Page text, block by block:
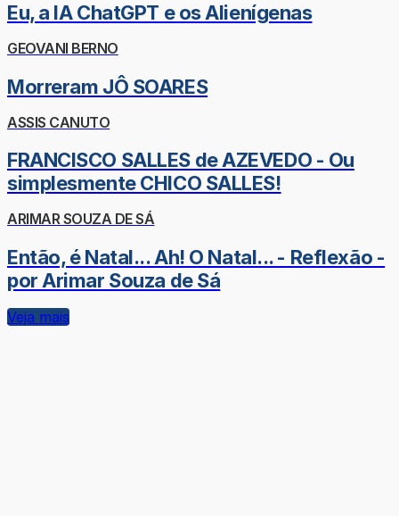
Eu, a IA ChatGPT e os Alienígenas
GEOVANI BERNO
Morreram JÔ SOARES
ASSIS CANUTO
FRANCISCO SALLES de AZEVEDO - Ou
simplesmente CHICO SALLES!
ARIMAR SOUZA DE SÁ
Então, é Natal... Ah! O Natal... - Reflexão -
por Arimar Souza de Sá
Veja mais